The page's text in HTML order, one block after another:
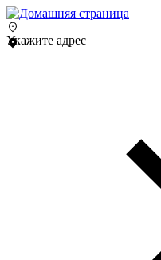
Укажите адрес